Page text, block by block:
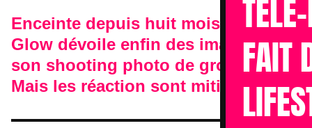
FAIT
Enceinte depuis huit mois, Kim
Glow dévoile enfin des images de
son shooting photo de grossesse.
Mais les réaction sont mitigées.